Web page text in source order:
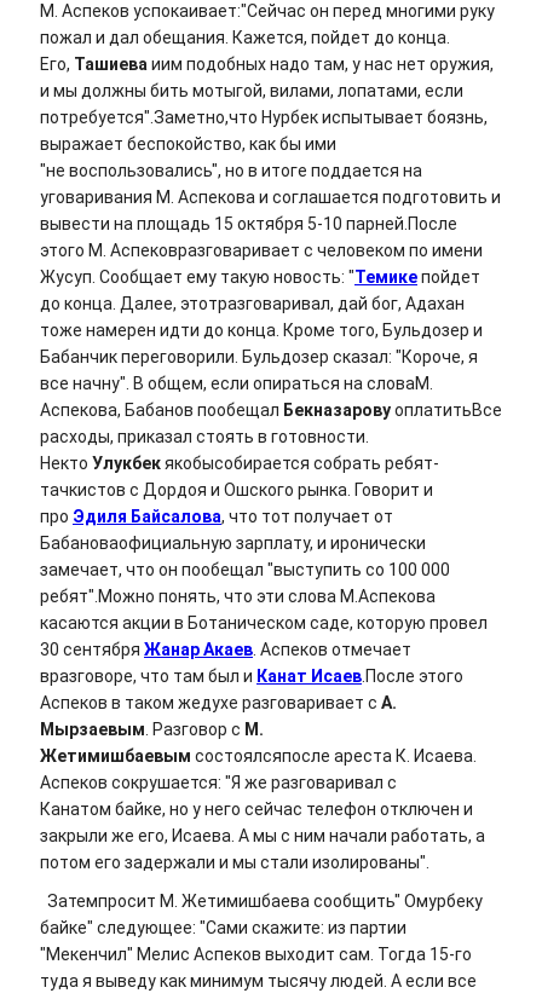
М. Аспеков успокаивает:"Сейчас он перед многими руку
пожал и дал обещания. Кажется, пойдет до конца.
Его, Ташиеваиим подобных надо там, у нас нет оружия,
и мы должны бить мотыгой, вилами, лопатами, если
потребуется".Заметно,что Нурбек испытывает боязнь,
выражает беспокойство, как бы ими
"не воспользовались", но в итоге поддается на
уговаривания М. Аспекова и соглашается подготовить и
вывести на площадь 15 октября 5-10 парней.После
этого М. Аспековразговаривает с человеком по имени
Жусуп. Сообщает ему такую новость: "Темикепойдет
до конца. Далее, этотразговаривал, дай бог, Адахан
тоже намерен идти до конца. Кроме того, Бульдозер и
Бабанчик переговорили. Бульдозер сказал: "Короче, я
все начну". В общем, если опираться на словаМ.
Аспекова, Бабанов пообещал БекназаровуоплатитьВсе
расходы, приказал стоять в готовности.
Некто Улукбекякобысобирается собрать ребят-
тачкистов с Дордоя и Ошского рынка. Говорит и
про Эдиля Байсалова, что тот получает от
Бабановаофициальную зарплату, и иронически
замечает, что он пообещал "выступить со 100 000
ребят".Можно понять, что эти слова М.Аспекова
касаются акции в Ботаническом саде, которую провел
30 сентября Жанар Акаев. Аспеков отмечает
вразговоре, что там был и Канат Исаев.После этого
Аспеков в таком жедухе разговаривает с А.
Мырзаевым. Разговор с М.
Жетимишбаевым состоялсяпосле ареста К. Исаева.
Аспеков сокрушается: "Я же разговаривал с
Канатом байке, но у него сейчас телефон отключен и
закрыли же его, Исаева. А мы с ним начали работать, а
потом его задержали и мы стали изолированы".
Затемпросит М. Жетимишбаева сообщить" Омурбеку
байке" следующее: "Сами скажите: из партии
"Мекенчил" Мелис Аспеков выходит сам. Тогда 15-го
туда я выведу как минимум тысячу людей. А если все